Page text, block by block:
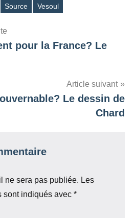
Source Vesoul
pour la France? Le
Article suivant
Le dessin de
Chard
ne sera pas publiée. Les
sont indiqués avec *